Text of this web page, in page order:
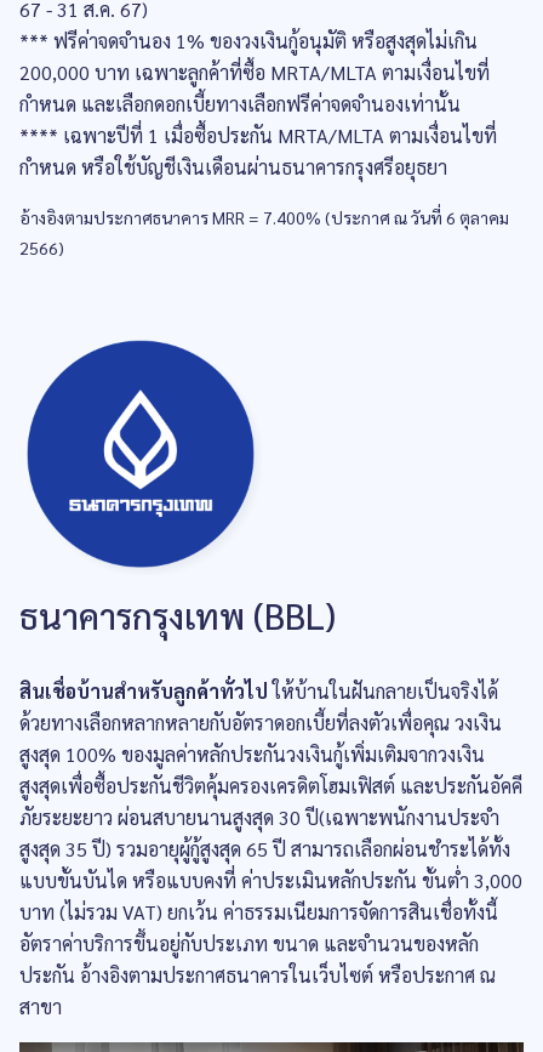
67 - 31 ส.ค. 67)
*** ฟรีค่าจดจำนอง 1% ของวงเงินกู้อนุมัติ หรือสูงสุดไม่เกิน
200,000 บาท เฉพาะลูกค้าที่ซื้อ MRTA/MLTA ตามเงื่อนไขที่
กำหนด และเลือกดอกเบี้ยทางเลือกฟรีค่าจดจำนองเท่านั้น
**** เฉพาะปีที่ 1 เมื่อซื้อประกัน MRTA/MLTA ตามเงื่อนไขที่
กำหนด หรือใช้บัญชีเงินเดือนผ่านธนาคารกรุงศรีอยุธยา
อ้างอิงตามประกาศธนาคาร MRR = 7.400% (ประกาศ ณ วันที่ 6 ตุลาคม
2566)
ธนาคารกรุงเทพ (BBL)
สินเชื่อบ้านสำหรับลูกค้าทั่วไปให้บ้านในฝันกลายเป็นจริงได้
ด้วยทางเลือกหลากหลายกับอัตราดอกเบี้ยที่ลงตัวเพื่อคุณ วงเงิน
สูงสุด 100% ของมูลค่าหลักประกันวงเงินกู้เพิ่มเติมจากวงเงิน
สูงสุดเพื่อซื้อประกันชีวิตคุ้มครองเครดิตโฮมเฟิสต์ และประกันอัคคี
ภัยระยะยาว ผ่อนสบายนานสูงสุด 30 ปี(เฉพาะพนักงานประจำ
สูงสุด 35 ปี) รวมอายุผู้กู้สูงสุด 65 ปี สามารถเลือกผ่อนชำระได้ทั้ง
แบบขั้นบันได หรือแบบคงที่ ค่าประเมินหลักประกัน ขั้นต่ำ 3,000
บาท (ไม่รวม VAT) ยกเว้น ค่าธรรมเนียมการจัดการสินเชื่อทั้งนี้
อัตราค่าบริการขึ้นอยู่กับประเภท ขนาด และจำนวนของหลัก
ประกัน อ้างอิงตามประกาศธนาคารในเว็บไซต์ หรือประกาศ ณ
สาขา